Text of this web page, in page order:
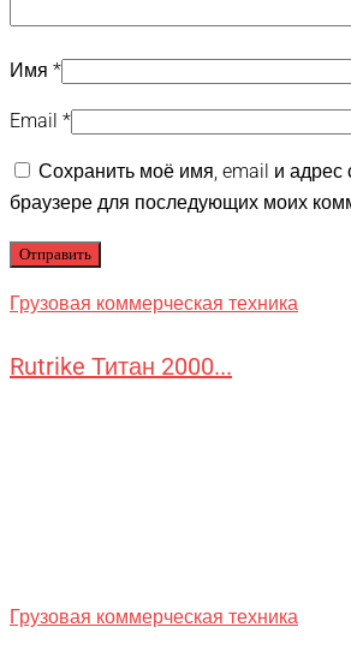
Имя *
Email *
Сохранить моё имя, email и адрес
браузере для последующих моих
Грузовая коммерческая техника
Rutrike Титан 2000...
Грузовая коммерческая техника